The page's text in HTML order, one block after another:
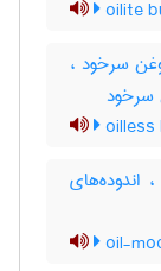
oilite
سرخود ،
سرخود
اندوده‌های
oil-